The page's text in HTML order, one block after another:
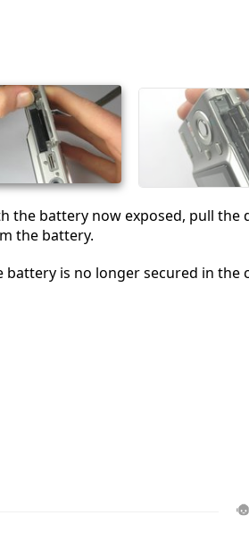
the battery now exposed, pull the
the battery.
battery is no longer secured in the